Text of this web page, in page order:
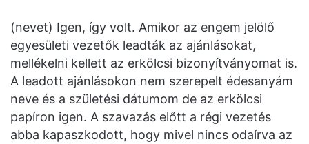
(nevet) Igen, így volt. Amikor az engem jelölő
egyesületi vezetők leadták az ajánlásokat,
mellékelni kellett az erkölcsi bizonyítványomat is.
A leadott ajánlásokon nem szerepelt édesanyám
neve és a születési dátumom de az erkölcsi
papíron igen. A szavazás előtt a régi vezetés
abba kapaszkodott, hogy mivel nincs odaírva az